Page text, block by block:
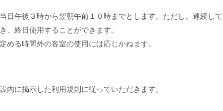
午後３時から翌朝午前１０時までとします。ただし、連続して
、終日使用することができます。
る時間外の客室の使用には応じかねます。
に掲示した利用規則に従っていただきます。